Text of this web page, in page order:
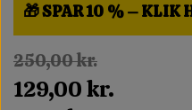
🎁 SPAR 10 % – KLIK
250,00 kr.
129,00 kr.